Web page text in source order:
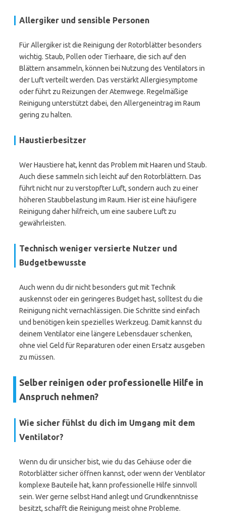
Allergiker und sensible Personen
Für Allergiker ist die Reinigung der Rotorblätter besonders
wichtig. Staub, Pollen oder Tierhaare, die sich auf den
Blättern ansammeln, können bei Nutzung des Ventilators in
der Luft verteilt werden. Das verstärkt Allergiesymptome
oder führt zu Reizungen der Atemwege. Regelmäßige
Reinigung unterstützt dabei, den Allergeneintrag im Raum
gering zu halten.
Haustierbesitzer
Wer Haustiere hat, kennt das Problem mit Haaren und Staub.
Auch diese sammeln sich leicht auf den Rotorblättern. Das
führt nicht nur zu verstopfter Luft, sondern auch zu einer
höheren Staubbelastung im Raum. Hier ist eine häufigere
Reinigung daher hilfreich, um eine saubere Luft zu
gewährleisten.
Technisch weniger versierte Nutzer und
Budgetbewusste
Auch wenn du dir nicht besonders gut mit Technik
auskennst oder ein geringeres Budget hast, solltest du die
Reinigung nicht vernachlässigen. Die Schritte sind einfach
und benötigen kein spezielles Werkzeug. Damit kannst du
deinem Ventilator eine längere Lebensdauer schenken,
ohne viel Geld für Reparaturen oder einen Ersatz ausgeben
zu müssen.
Selber reinigen oder professionelle Hilfe in
Anspruch nehmen?
Wie sicher fühlst du dich im Umgang mit dem
Ventilator?
Wenn du dir unsicher bist, wie du das Gehäuse oder die
Rotorblätter sicher öffnen kannst, oder wenn der Ventilator
komplexe Bauteile hat, kann professionelle Hilfe sinnvoll
sein. Wer gerne selbst Hand anlegt und Grundkenntnisse
besitzt, schafft die Reinigung meist ohne Probleme.